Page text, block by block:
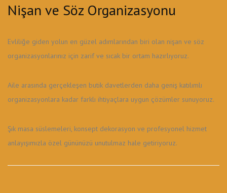
Nişan ve Söz Organizasyonu
Evliliğe giden yolun en güzel adımlarından biri olan nişan ve söz
organizasyonlarınız için zarif ve sıcak bir ortam hazırlıyoruz.
Aile arasında gerçekleşen butik davetlerden daha geniş katılımlı
organizasyonlara kadar farklı ihtiyaçlara uygun çözümler sunuyoruz.
Şık masa süslemeleri, konsept dekorasyon ve profesyonel hizmet
anlayışımızla özel gününüzü unutulmaz hale getiriyoruz.